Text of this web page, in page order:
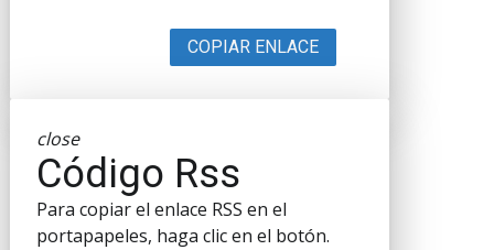
COPIAR ENLACE
close
Código Rss
Para copiar el enlace RSS en el
portapapeles, haga clic en el botón.